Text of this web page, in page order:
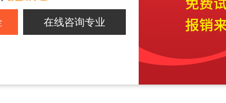
在线咨询专业